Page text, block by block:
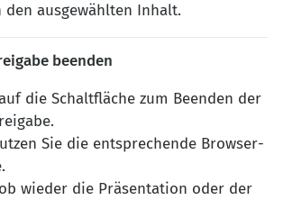
den ausgewählten Inhalt.
beenden
die Schaltfläche zum Beenden der
Sie die entsprechende Browser-
wieder die Präsentation oder der